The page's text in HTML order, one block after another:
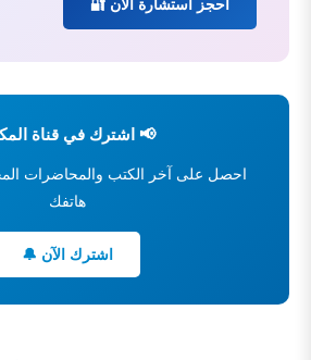
احجز استشارة الآن 🔐
📢 اشترك في قناة
احصل على آخر الكتب والمحاضرات
هاتفك
اشترك الآن 🔔